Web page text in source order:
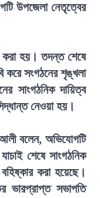
উপজেলা নেতৃত্বের
করা হয়। তদন্ত শেষে
করে সংগঠনের শৃঙ্খলা
সাংগঠনিক দায়িত্ব
নেওয়া হয়।
বলেন, অভিযোগটি
শেষে সাংগঠনিক
করা হয়েছে।
ভারপ্রাপ্ত সভাপতি